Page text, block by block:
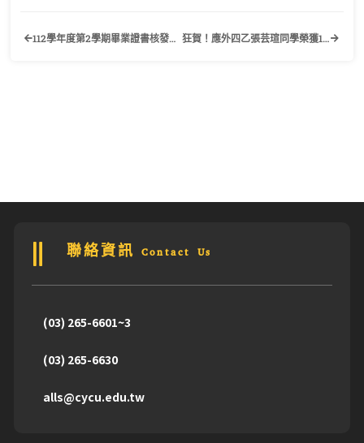
112學年度第2學期畢業證書核發作業公告 狂賀！應外四乙張芸瑄同學榮獲113年全國大專優秀青年
聯絡資訊 Contact Us
(03) 265-6601~3
(03) 265-6630
alls@cycu.edu.tw